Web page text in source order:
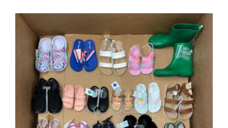
100 piezas de shoes para niños